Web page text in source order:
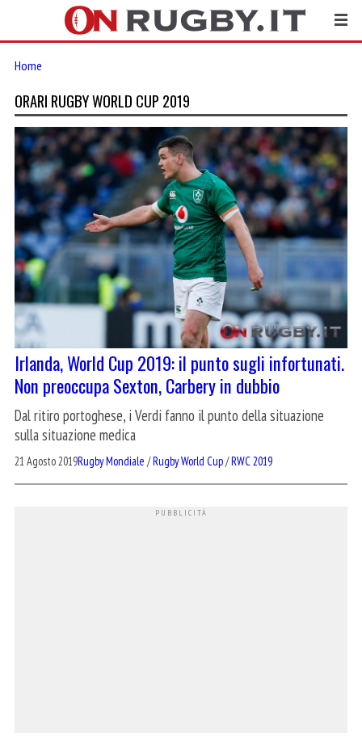
Home
ORARI RUGBY WORLD CUP 2019
Irlanda, World Cup 2019: il punto sugli infortunati.
Non preoccupa Sexton, Carbery in dubbio
Dal ritiro portoghese, i Verdi fanno il punto della situazione
sulla situazione medica
21 Agosto 2019Rugby Mondiale /Rugby World Cup/RWC 2019